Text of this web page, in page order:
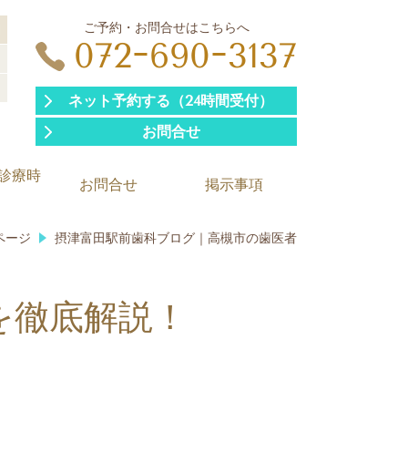
ご予約・お問合せはこちらへ
072ｰ690ｰ3137
ネット予約する（24時間受付）
お問合せ
療時
お問合せ 掲示事項
ージ 摂津富田駅前歯科ブログ｜高槻市の歯医者
底解説！